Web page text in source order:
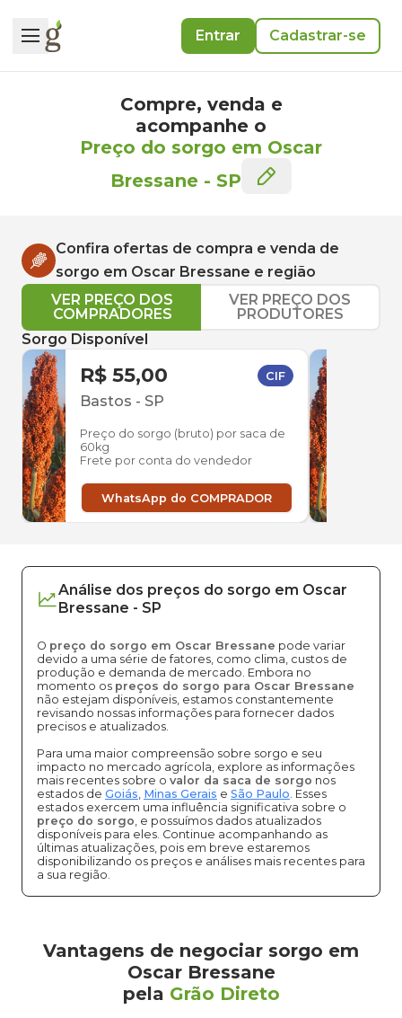
Entrar Cadastrar-se
Compre, venda e
acompanhe o
Preço do sorgo em Oscar
Bressane - SP
Confira ofertas de compra e venda de
sorgo em Oscar Bressane e região
VER PREÇO DOS
COMPRADORES
VER PREÇO DOS
PRODUTORES
Sorgo Disponível
R$ 55,00 CIF
Bastos - SP
Preço do sorgo (bruto) por saca de
60kg
Frete por conta do vendedor
WhatsApp do COMPRADOR
Análise dos preços do sorgo em Oscar
Bressane - SP
O preço do sorgo em Oscar Bressane pode variar
devido a uma série de fatores, como clima, custos de
produção e demanda de mercado. Embora no
momento os preços do sorgo para Oscar Bressane
não estejam disponíveis, estamos constantemente
revisando nossas informações para fornecer dados
precisos e atualizados.
Para uma maior compreensão sobre sorgo e seu
impacto no mercado agrícola, explore as informações
mais recentes sobre o valor da saca de sorgo nos
estados de Goiás, Minas Gerais e São Paulo. Esses
estados exercem uma influência significativa sobre o
preço do sorgo, e possuímos dados atualizados
disponíveis para eles. Continue acompanhando as
últimas atualizações, pois em breve estaremos
disponibilizando os preços e análises mais recentes para
a sua região.
Vantagens de negociar sorgo em
Oscar Bressane
pela Grão Direto